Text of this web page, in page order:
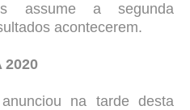
assume a segunda
acontecerem.
2020
na tarde desta